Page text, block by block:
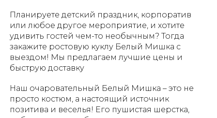
Планируете детский праздник, корпоратив
или любое другое мероприятие, и хотите
удивить гостей чем-то необычным? Тогда
закажите ростовую куклу Белый Мишка с
выездом! Мы предлагаем лучшие цены и
быструю доставку
Наш очаровательный Белый Мишка – это не
просто костюм, а настоящий источник
позитива и веселья! Его пушистая шерстка,